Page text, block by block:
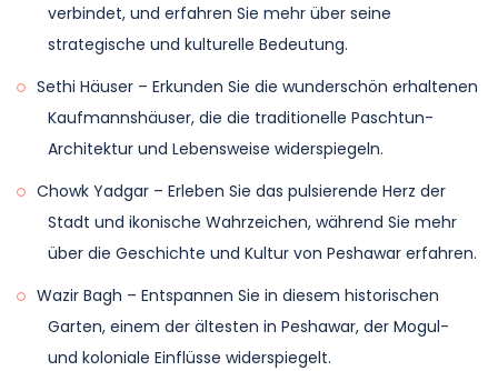
Geschmäcker mit einem lokalen Mittagessen, das
umfasst. Vor der Abreise erkunden Sie lokale Märkte
nach Souvenirs und Handwerkskunst, um Ihr
eindrucksvolles Peshawar-Stadtführungserlebnis
abzurunden. Nach dem Abendessen Rücktransfer zu
Ihrem Hotel, um auszuchecken und Ihre Reise
fortzusetzen. Unsere Dienstleistungen enden in
dieser Nacht.
Übernachtung im Hotel in Peshawar
verbindet, und erfahren Sie mehr über seine
strategische und kulturelle Bedeutung.
Sethi Häuser – Erkunden Sie die wunderschön erhaltenen
Kaufmannshäuser, die die traditionelle Paschtun-
Architektur und Lebensweise widerspiegeln.
Chowk Yadgar – Erleben Sie das pulsierende Herz der
Stadt und ikonische Wahrzeichen, während Sie mehr
über die Geschichte und Kultur von Peshawar erfahren.
Wazir Bagh – Entspannen Sie in diesem historischen
Garten, einem der ältesten in Peshawar, der Mogul-
und koloniale Einflüsse widerspiegelt.